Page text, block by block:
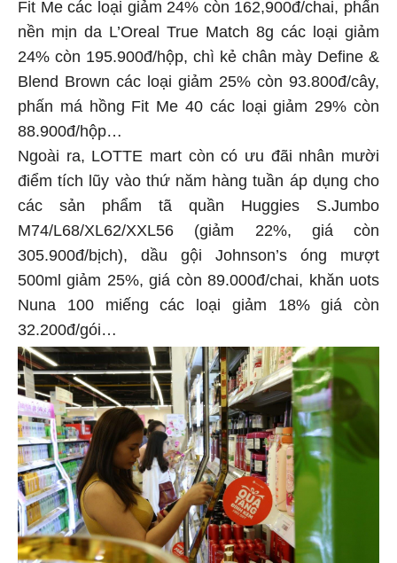
Fit Me các loại giảm 24% còn 162,900đ/chai, phấn
nền mịn da L’Oreal True Match 8g các loại giảm
24% còn 195.900đ/hộp, chì kẻ chân mày Define &
Blend Brown các loại giảm 25% còn 93.800đ/cây,
phấn má hồng Fit Me 40 các loại giảm 29% còn
88.900đ/hộp…
Ngoài ra, LOTTE mart còn có ưu đãi nhân mười
điểm tích lũy vào thứ năm hàng tuần áp dụng cho
các sản phẩm tã quần Huggies S.Jumbo
M74/L68/XL62/XXL56 (giảm 22%, giá còn
305.900đ/bịch), dầu gội Johnson’s óng mượt
500ml giảm 25%, giá còn 89.000đ/chai, khăn uots
Nuna 100 miếng các loại giảm 18% giá còn
32.200đ/gói…